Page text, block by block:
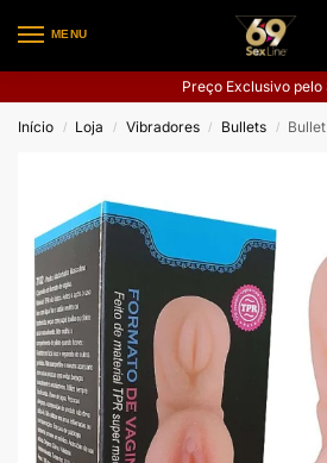
MENU
Preço Exclusivo pelo
Início / Loja / Vibradores / Bullets / Bullet